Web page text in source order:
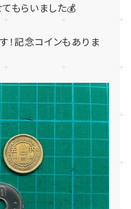
もらいました💰
！記念コインもありま